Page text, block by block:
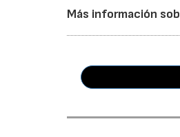
Más información